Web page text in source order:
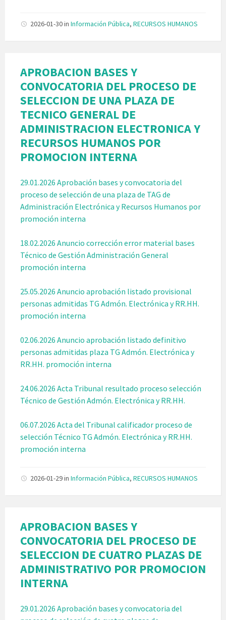
2026-01-30in Información Pública, RECURSOS HUMANOS
APROBACION BASES Y
CONVOCATORIA DEL PROCESO DE
SELECCION DE UNA PLAZA DE
TECNICO GENERAL DE
ADMINISTRACION ELECTRONICA Y
RECURSOS HUMANOS POR
PROMOCION INTERNA
29.01.2026 Aprobación bases y convocatoria del
proceso de selección de una plaza de TAG de
Administración Electrónica y Recursos Humanos por
promoción interna
18.02.2026 Anuncio corrección error material bases
Técnico de Gestión Administración General
promoción interna
25.05.2026 Anuncio aprobación listado provisional
personas admitidas TG Admón. Electrónica y RR.HH.
promoción interna
02.06.2026 Anuncio aprobación listado definitivo
personas admitidas plaza TG Admón. Electrónica y
RR.HH. promoción interna
24.06.2026 Acta Tribunal resultado proceso selección
Técnico de Gestión Admón. Electrónica y RR.HH.
06.07.2026 Acta del Tribunal calificador proceso de
selección Técnico TG Admón. Electrónica y RR.HH.
promoción interna
2026-01-29in Información Pública, RECURSOS HUMANOS
APROBACION BASES Y
CONVOCATORIA DEL PROCESO DE
SELECCION DE CUATRO PLAZAS DE
ADMINISTRATIVO POR PROMOCION
INTERNA
29.01.2026 Aprobación bases y convocatoria del